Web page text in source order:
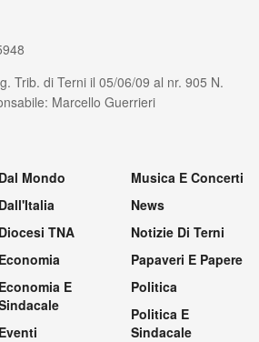
Trib. di Terni il 05/06/09 al nr. 905 N.
Marcello Guerrieri
Dal Mondo
Dall'Italia
Diocesi TNA
Economia
Economia E
Eventi
Musica E Concerti
News
Notizie Di Terni
Papaveri E Papere
Politica
Politica E
Sindacale